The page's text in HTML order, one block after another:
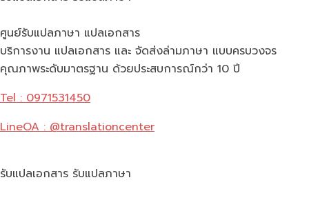
ศูนย์รับแปลภาษา แปลเอกสาร
บริการงาน แปลเอกสาร และ จัดส่งล่ามภาษา แบบครบวงจร
คุณภาพระดับมาตรฐาน ด้วยประสบการณ์กว่า 10 ปี
Tel : 0971531450
LineOA : @translationcenter
รับแปลเอกสาร รับแปลภาษา